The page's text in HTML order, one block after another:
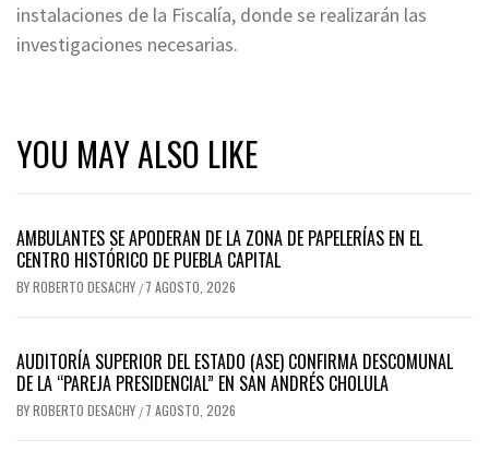
instalaciones de la Fiscalía, donde se realizarán las
investigaciones necesarias.
YOU MAY ALSO LIKE
AMBULANTES SE APODERAN DE LA ZONA DE PAPELERÍAS EN EL
CENTRO HISTÓRICO DE PUEBLA CAPITAL
BYROBERTO DESACHY / 7 AGOSTO, 2026
AUDITORÍA SUPERIOR DEL ESTADO (ASE) CONFIRMA DESCOMUNAL
DE LA “PAREJA PRESIDENCIAL” EN SAN ANDRÉS CHOLULA
BYROBERTO DESACHY / 7 AGOSTO, 2026